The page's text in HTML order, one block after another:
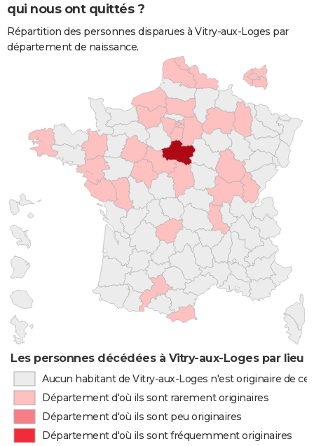
qui nous ont quittés ?
Répartition des personnes disparues à Vitry-aux-Loges par
département de naissance.
Les personnes décédées à Vitry-aux-Loges par lieu
Aucun habitant de Vitry-aux-Loges n'est originaire de
Département d'où ils sont rarement originaires
Département d'où ils sont peu originaires
Département d'où ils sont fréquemment originaires